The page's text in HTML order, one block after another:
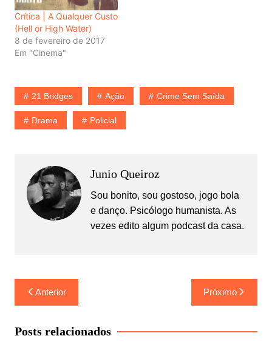
Crítica | A Qualquer Custo
(Hell or High Water)
8 de fevereiro de 2017
Em "Cinema"
21 Bridges Ação Crime Sem Saída
Drama Policial
Junio Queiroz
Sou bonito, sou gostoso, jogo bola
e danço. Psicólogo humanista. As
vezes edito algum podcast da casa.
Navegação
de
Post
Anterior Próximo
Posts relacionados